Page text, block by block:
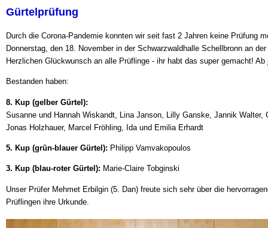
Gürtelprüfung
Durch die Corona-Pandemie konnten wir seit fast 2 Jahren keine Prüfung
Donnerstag, den 18. November in der Schwarzwaldhalle Schellbronn an
Herzlichen Glückwunsch an alle Prüflinge - ihr habt das super gemacht!
Bestanden haben:
8. Kup (gelber Gürtel):
Susanne und Hannah Wiskandt, Lina Janson, Lilly Ganske, Jannik Walter,
Jonas Holzhauer, Marcel Fröhling, Ida und Emilia Erhardt
5. Kup (grün-blauer Gürtel): Philipp Vamvakopoulos
3. Kup (blau-roter Gürtel): Marie-Claire Tobginski
Unser Prüfer Mehmet Erbilgin (5. Dan) freute sich sehr über die
Prüflingen ihre Urkunde.